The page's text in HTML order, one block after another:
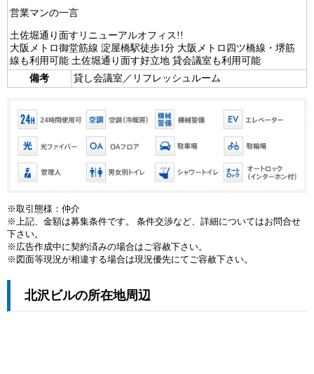
営業マンの一言
土佐堀通り面すリニューアルオフィス!!
大阪メトロ御堂筋線 淀屋橋駅徒歩1分 大阪メトロ四ツ橋線・堺筋
線も利用可能 土佐堀通り面す好立地 貸会議室も利用可能
備考
貸し会議室／リフレッシュルーム
※取引態様：仲介
※上記、金額は募集条件です。 条件交渉など、詳細についてはお問合せ
下さい。
※広告作成中に契約済みの場合はご容赦下さい。
※図面等現況が相違する場合は現況優先にてご容赦下さい。
北沢ビルの所在地周辺